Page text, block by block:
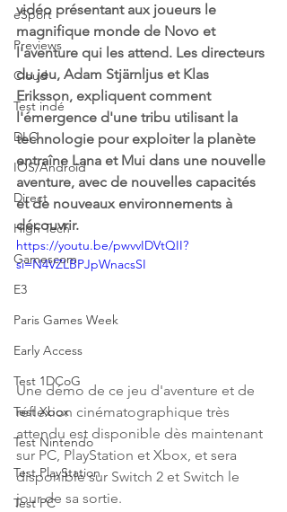
eSport
Previews
Cloud
Test indé
DLC
IOS/Android
Direct
High Tech
Gamescom
E3
Paris Games Week
Early Access
Test 1DCoG
Test Xbox
Test Nintendo
Test PlayStation
Test PC
vidéo présentant aux joueurs le
magnifique monde de Novo et
l'aventure qui les attend. Les directeurs
du jeu, Adam Stjärnljus et Klas
Eriksson, expliquent comment
l'émergence d'une tribu utilisant la
technologie pour exploiter la planète
entraîne Lana et Mui dans une nouvelle
aventure, avec de nouvelles capacités
et de nouveaux environnements à
découvrir.
https://youtu.be/pwvvIDVtQII?
si=N4VZLBPJpWnacsSI
Une démo de ce jeu d'aventure et de
réflexion cinématographique très
attendu est disponible dès maintenant
sur PC, PlayStation et Xbox, et sera
disponible sur Switch 2 et Switch le
jour de sa sortie.